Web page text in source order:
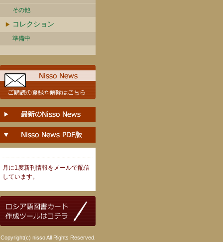
その他
コレクション
準備中
月に1度新刊情報をメールで配信
しています。
Copyright(c) nisso All Rights Reserved.